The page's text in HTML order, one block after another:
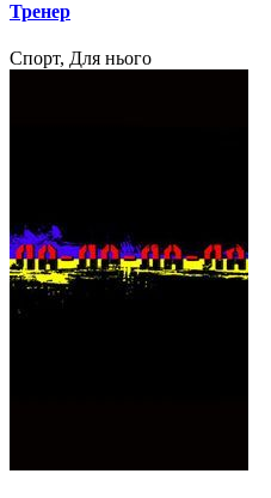
Тренер
Спорт, Для нього